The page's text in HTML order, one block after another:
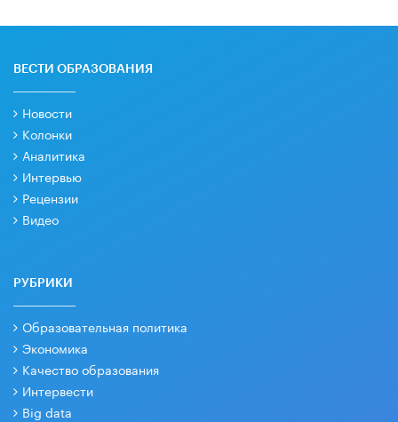
ВЕСТИ ОБРАЗОВАНИЯ
Новости
Колонки
Аналитика
Интервью
Рецензии
Видео
РУБРИКИ
Образовательная политика
Экономика
Качество образования
Интервести
Big data